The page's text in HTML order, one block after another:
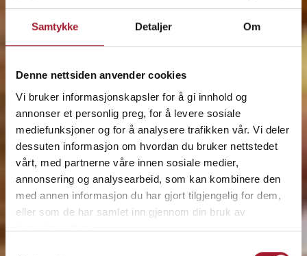
Samtykke Detaljer Om
Denne nettsiden anvender cookies
Vi bruker informasjonskapsler for å gi innhold og
annonser et personlig preg, for å levere sosiale
mediefunksjoner og for å analysere trafikken vår. Vi deler
dessuten informasjon om hvordan du bruker nettstedet
vårt, med partnerne våre innen sosiale medier,
annonsering og analysearbeid, som kan kombinere den
med annen informasjon du har gjort tilgjengelig for dem,
eller som de har samlet inn gjennom din bruk av
tjenestene deres.
Samtykkevalg